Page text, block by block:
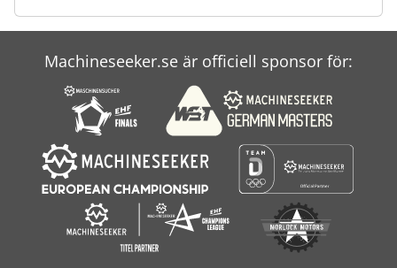
Machineseeker.se är officiell sponsor för: